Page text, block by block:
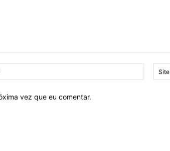
mail:*
vez que eu comentar.